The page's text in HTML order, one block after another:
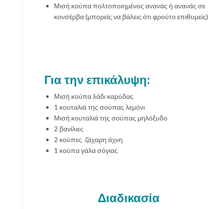
Μισή κούπα πολτοποιημένος ανανάς ή ανανάς σε
κονσέρβα (μπορείς να βάλεις ότι φρούτο επιθυμείς)
Για την επικάλυψη:
Μισή κούπα λάδι καρύδας
1 κουταλιά της σούπας λεμόνι
Μισή κουταλιά της σούπας μηλόξυδο
2 βανίλιες
2 κούπες ζάχαρη άχνη
1 κούπα γάλα σόγιας
Διαδικασία